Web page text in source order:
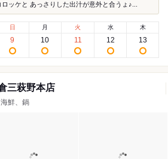
ッケと あっさりした出汁が意外と合うょ♪...
日
9
月
10
火
11
水
12
木
13
三萩野本店
鮮、鍋